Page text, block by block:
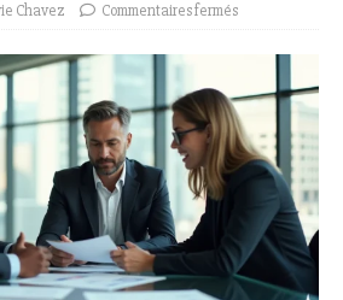
Chavez Commentaires fermés